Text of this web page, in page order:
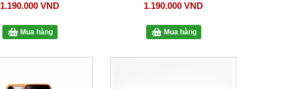
1.190.000 VND
Mua hàng
1.190.000 VND
Mua hàng